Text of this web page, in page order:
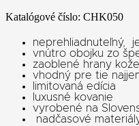
Katalógové číslo: CHK050
neprehliadnuteľný,
vnútro obojku zo
zaoblené hrany kože
vhodný pre tie
limitovaná edícia
luxusné kovanie
vyrobené na
nadčasové